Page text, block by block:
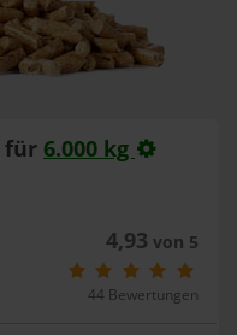
für 6.000 kg
4,93 von 5
44 Bewertungen